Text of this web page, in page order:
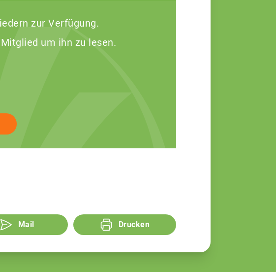
zur Verfügung.
um ihn zu lesen.
Mail Drucken